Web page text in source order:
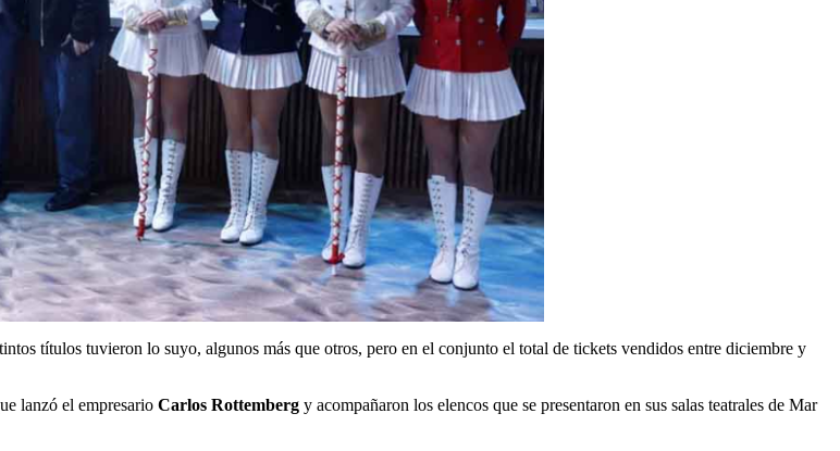
títulos tuvieron lo suyo, algunos más que otros, pero en el conjunto el total de tickets vendidos entre diciembre y
lanzó el empresario Carlos Rottemberg y acompañaron los elencos que se presentaron en sus salas teatrales de Mar